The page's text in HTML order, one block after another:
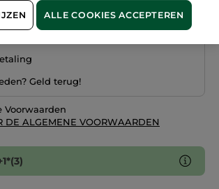
Geld terug!
Voorwaarden
DE ALGEMENE VOORWAARDEN
ALLE COOKIES ACCEPTEREN